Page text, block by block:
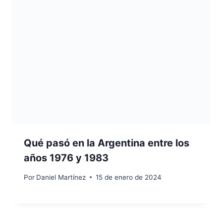
Qué pasó en la Argentina entre los
años 1976 y 1983
Por Daniel Martínez 15 de enero de 2024